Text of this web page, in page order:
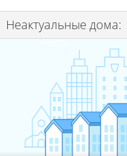
Неактуальные дома: